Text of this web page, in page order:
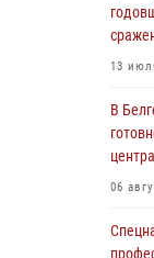
в
В
13
В
06